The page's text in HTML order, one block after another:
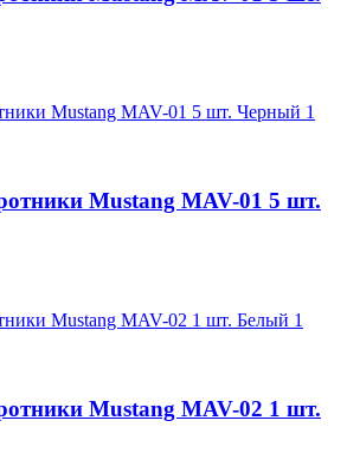
Mustang MAV-01 5 шт.
Mustang MAV-02 1 шт.